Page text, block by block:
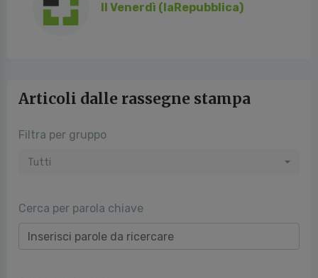
Il Venerdì (laRepubblica)
Articoli dalle rassegne stampa
Filtra per gruppo
Tutti
Cerca per parola chiave